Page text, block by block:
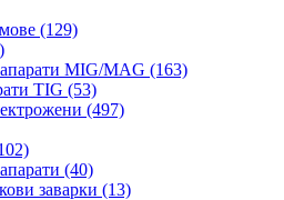
(129)
MIG/MAG (163)
TIG (53)
(497)
(40)
заварки (13)